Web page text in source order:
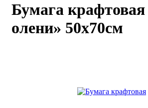
Мастер-
классы
Бумага
олени» 50х70см